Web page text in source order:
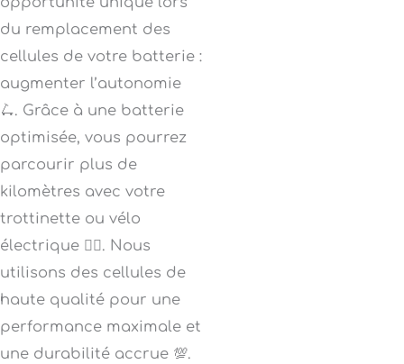
du remplacement des
cellules de votre batterie :
augmenter l’autonomie
🛴. Grâce à une batterie
optimisée, vous pourrez
parcourir plus de
kilomètres avec votre
trottinette ou vélo
électrique 🚴‍♀️. Nous
utilisons des cellules de
haute qualité pour une
performance maximale et
une durabilité accrue 💯.